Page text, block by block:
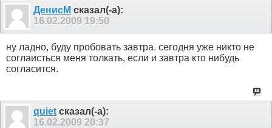
ДенисМ сказал(-а):
16.02.2009 19:50
ну ладно, буду пробовать завтра. сегодня уже никто не
соглаисться меня толкать, если и завтра кто нибудь
согласится.
quiet сказал(-а):
16.02.2009 20:37